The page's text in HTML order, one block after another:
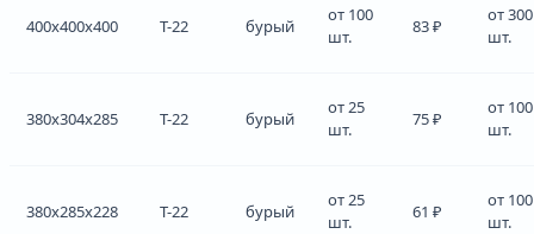
400x400x400 Т-22 бурый
от 100
шт.
83 ₽
от 300
шт.
380x304x285 Т-22 бурый
от 25
шт.
75 ₽
от 100
шт.
380x285x228 Т-22 бурый
от 25
шт.
61 ₽
от 100
шт.